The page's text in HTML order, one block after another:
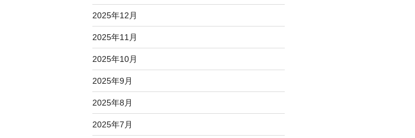
2025年12月
2025年11月
2025年10月
2025年9月
2025年8月
2025年7月